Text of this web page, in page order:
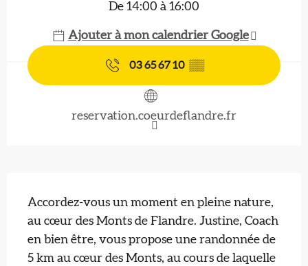
De 14:00 à 16:00
Ajouter à mon calendrier Google
03 65 67 10 ▒▒
reservation.coeurdeflandre.fr
Accordez-vous un moment en pleine nature,
au cœur des Monts de Flandre. Justine, Coach
en bien être, vous propose une randonnée de
5 km au cœur des Monts, au cours de laquelle